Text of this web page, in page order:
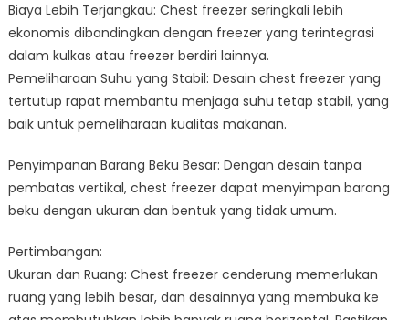
Biaya Lebih Terjangkau: Chest freezer seringkali lebih
ekonomis dibandingkan dengan freezer yang terintegrasi
dalam kulkas atau freezer berdiri lainnya.
Pemeliharaan Suhu yang Stabil: Desain chest freezer yang
tertutup rapat membantu menjaga suhu tetap stabil, yang
baik untuk pemeliharaan kualitas makanan.
Penyimpanan Barang Beku Besar: Dengan desain tanpa
pembatas vertikal, chest freezer dapat menyimpan barang
beku dengan ukuran dan bentuk yang tidak umum.
Pertimbangan:
Ukuran dan Ruang: Chest freezer cenderung memerlukan
ruang yang lebih besar, dan desainnya yang membuka ke